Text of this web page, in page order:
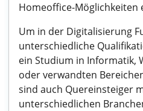
Homeoffice-Möglichkeiten
Um in der Digitalisierung
unterschiedliche
ein Studium in Informatik,
oder verwandten
sind auch Quereinsteiger
unterschiedlichen